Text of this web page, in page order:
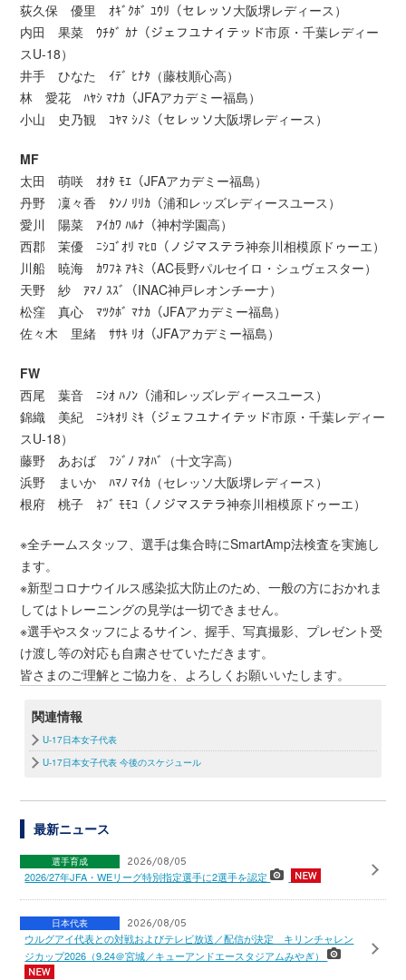
荻久保 優里 ｵｷﾞｸﾎﾞ ﾕｳﾘ（セレッソ大阪堺レディース）
内田 果菜 ｳﾁﾀﾞ ｶﾅ（ジェフユナイテッド市原・千葉レディー
スU-18）
井手 ひなた ｲﾃﾞ ﾋﾅﾀ（藤枝順心高）
林 愛花 ﾊﾔｼ ﾏﾅｶ（JFAアカデミー福島）
小山 史乃観 ｺﾔﾏ ｼﾉﾐ（セレッソ大阪堺レディース）
MF
太田 萌咲 ｵｵﾀ ﾓｴ（JFAアカデミー福島）
丹野 凜々香 ﾀﾝﾉ ﾘﾘｶ（浦和レッズレディースユース）
愛川 陽菜 ｱｲｶﾜ ﾊﾙﾅ（神村学園高）
西郡 茉優 ﾆｼｺﾞｵﾘ ﾏﾋﾛ（ノジマステラ神奈川相模原ドゥーエ）
川船 暁海 ｶﾜﾌﾈ ｱｷﾐ（AC長野パルセイロ・シュヴェスター）
天野 紗 ｱﾏﾉ ｽｽﾞ（INAC神戸レオンチーナ）
松窪 真心 ﾏﾂｸﾎﾞ ﾏﾅｶ（JFAアカデミー福島）
佐々木 里緒 ｻｻｷ ﾘｵ（JFAアカデミー福島）
FW
西尾 葉音 ﾆｼｵ ﾊﾉﾝ（浦和レッズレディースユース）
錦織 美紀 ﾆｼｷｵﾘ ﾐｷ（ジェフユナイテッド市原・千葉レディー
スU-18）
藤野 あおば ﾌｼﾞﾉ ｱｵﾊﾞ（十文字高）
浜野 まいか ﾊﾏﾉ ﾏｲｶ（セレッソ大阪堺レディース）
根府 桃子 ﾈﾌﾞ ﾓﾓｺ（ノジマステラ神奈川相模原ドゥーエ）
※全チームスタッフ、選手は集合時にSmartAmp法検査を実施し
ます。
※新型コロナウイルス感染拡大防止のため、一般の方におかれま
してはトレーニングの見学は一切できません。
※選手やスタッフによるサイン、握手、写真撮影、プレゼント受
け渡し等の対応も自粛させていただきます。
皆さまのご理解とご協力を、よろしくお願いいたします。
関連情報
U-17日本女子代表
U-17日本女子代表 今後のスケジュール
最新ニュース
選手育成 2026/08/05
2026/27年JFA・WEリーグ特別指定選手に2選手を認定
日本代表 2026/08/05
ウルグアイ代表との対戦およびテレビ放送／配信が決定 キリンチャレン
ジカップ2026（9.24＠宮城／キューアンドエースタジアムみやぎ）